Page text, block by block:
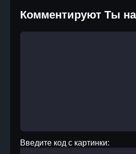
Комментируют Ты
Введите код с картинки: